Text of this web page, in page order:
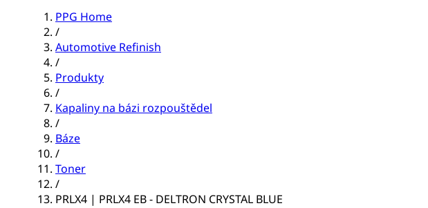
PPG Home
/
Automotive Refinish
/
Produkty
/
Kapaliny na bázi rozpouštědel
/
Báze
/
Toner
/
PRLX4 | PRLX4 EB - DELTRON CRYSTAL BLUE